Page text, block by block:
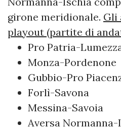
girone meridionale. Gli
playout (partite di
Pro Patria-
Monza-Pordenone
Gubbio-Pro
Forlì-Savona
Messina-Savoia
Aversa Normanna-